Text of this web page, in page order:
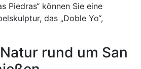
Piedras“ können Sie eine
das „Doble Yo“,
rund um San